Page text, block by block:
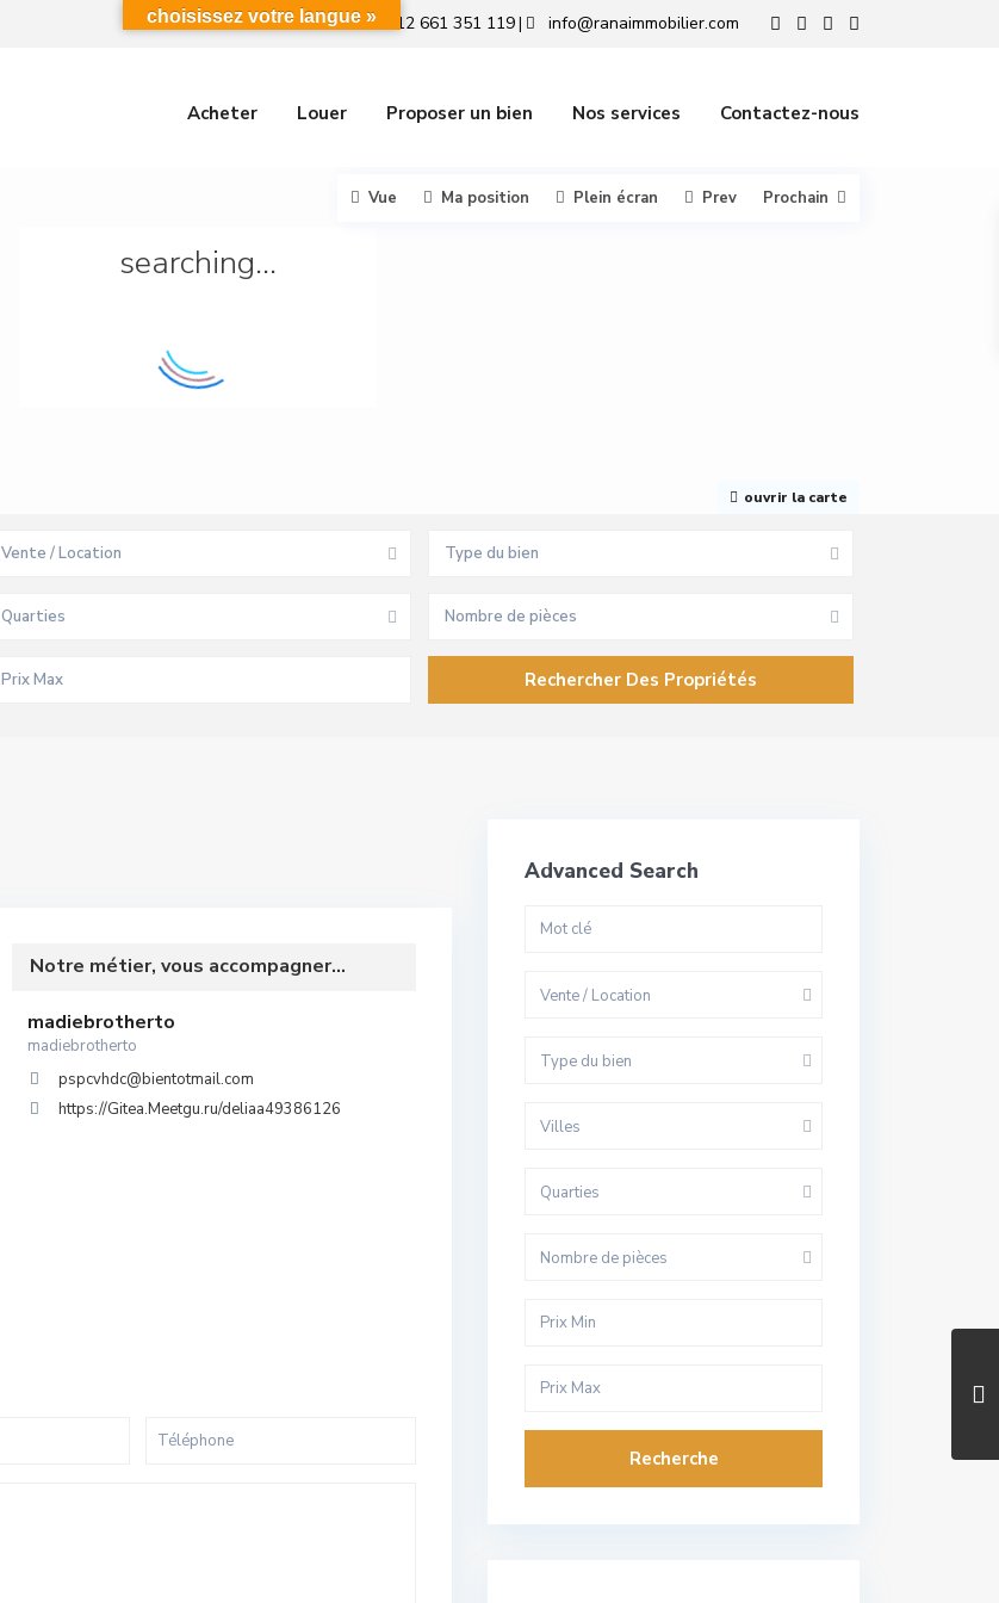
+212 661 351 119| info@ranaimmobilier.com
Acheter Louer Proposer un bien Nos services Contactez-nous
searching...
ouvrir la carte
Vue Ma position Plein écran Prev Prochain
Vente / Location Type du bien
Quarties Nombre de pièces
Notre métier, vous accompagner...
madiebrotherto
madiebrotherto
pspcvhdc@bientotmail.com
https://Gitea.Meetgu.ru/deliaa49386126
Advanced Search
Vente / Location
Type du bien
Villes
Quarties
Nombre de pièces
Recherche
choisissez votre langue »